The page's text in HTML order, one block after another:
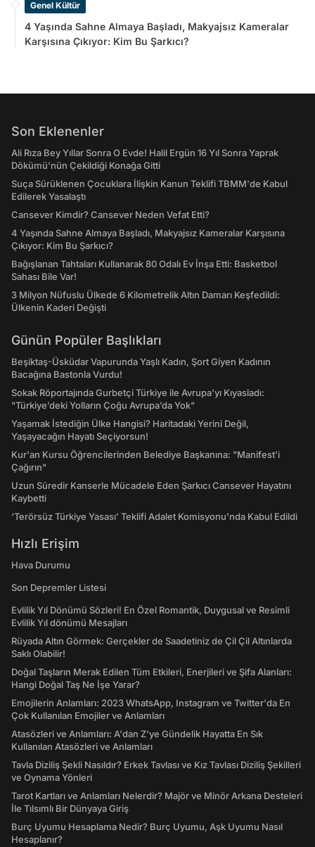
Genel Kültür
4 Yaşında Sahne Almaya Başladı, Makyajsız Kameralar
Karşısına Çıkıyor: Kim Bu Şarkıcı?
Son Eklenenler
Ali Rıza Bey Yıllar Sonra O Evde! Halil Ergün 16 Yıl Sonra Yaprak
Dökümü'nün Çekildiği Konağa Gitti
Suça Sürüklenen Çocuklara İlişkin Kanun Teklifi TBMM'de Kabul
Edilerek Yasalaştı
Cansever Kimdir? Cansever Neden Vefat Etti?
4 Yaşında Sahne Almaya Başladı, Makyajsız Kameralar Karşısına
Çıkıyor: Kim Bu Şarkıcı?
Bağışlanan Tahtaları Kullanarak 80 Odalı Ev İnşa Etti: Basketbol
Sahası Bile Var!
3 Milyon Nüfuslu Ülkede 6 Kilometrelik Altın Damarı Keşfedildi:
Ülkenin Kaderi Değişti
Günün Popüler Başlıkları
Beşiktaş-Üsküdar Vapurunda Yaşlı Kadın, Şort Giyen Kadının
Bacağına Bastonla Vurdu!
Sokak Röportajında Gurbetçi Türkiye ile Avrupa'yı Kıyasladı:
"Türkiye’deki Yolların Çoğu Avrupa’da Yok"
Yaşamak İstediğin Ülke Hangisi? Haritadaki Yerini Değil,
Yaşayacağın Hayatı Seçiyorsun!
Kur'an Kursu Öğrencilerinden Belediye Başkanına: "Manifest’i
Çağırın"
Uzun Süredir Kanserle Mücadele Eden Şarkıcı Cansever Hayatını
Kaybetti
‘Terörsüz Türkiye Yasası’ Teklifi Adalet Komisyonu'nda Kabul Edildi
Hızlı Erişim
Hava Durumu
Son Depremler Listesi
Evlilik Yıl Dönümü Sözleri! En Özel Romantik, Duygusal ve Resimli
Evlilik Yıl dönümü Mesajları
Rüyada Altın Görmek: Gerçekler de Saadetiniz de Çil Çil Altınlarda
Saklı Olabilir!
Doğal Taşların Merak Edilen Tüm Etkileri, Enerjileri ve Şifa Alanları:
Hangi Doğal Taş Ne İşe Yarar?
Emojilerin Anlamları: 2023 WhatsApp, Instagram ve Twitter'da En
Çok Kullanılan Emojiler ve Anlamları
Atasözleri ve Anlamları: A'dan Z'ye Gündelik Hayatta En Sık
Kullanılan Atasözleri ve Anlamları
Tavla Diziliş Şekli Nasıldır? Erkek Tavlası ve Kız Tavlası Diziliş Şekilleri
ve Oynama Yönleri
Tarot Kartları ve Anlamları Nelerdir? Majör ve Minör Arkana Desteleri
İle Tılsımlı Bir Dünyaya Giriş
Burç Uyumu Hesaplama Nedir? Burç Uyumu, Aşk Uyumu Nasıl
Hesaplanır?